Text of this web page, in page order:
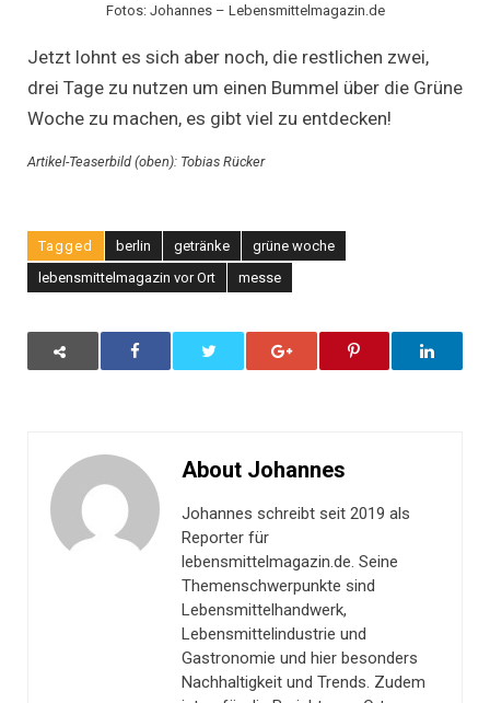
Fotos: Johannes – Lebensmittelmagazin.de
Jetzt lohnt es sich aber noch, die restlichen zwei,
drei Tage zu nutzen um einen Bummel über die Grüne
Woche zu machen, es gibt viel zu entdecken!
Artikel-Teaserbild (oben): Tobias Rücker
Tagged berlin getränke
grüne woche
lebensmittelmagazin vor Ort
messe
About Johannes
Johannes schreibt seit 2019 als
Reporter für
lebensmittelmagazin.de. Seine
Themenschwerpunkte sind
Lebensmittelhandwerk,
Lebensmittelindustrie und
Gastronomie und hier besonders
Nachhaltigkeit und Trends. Zudem